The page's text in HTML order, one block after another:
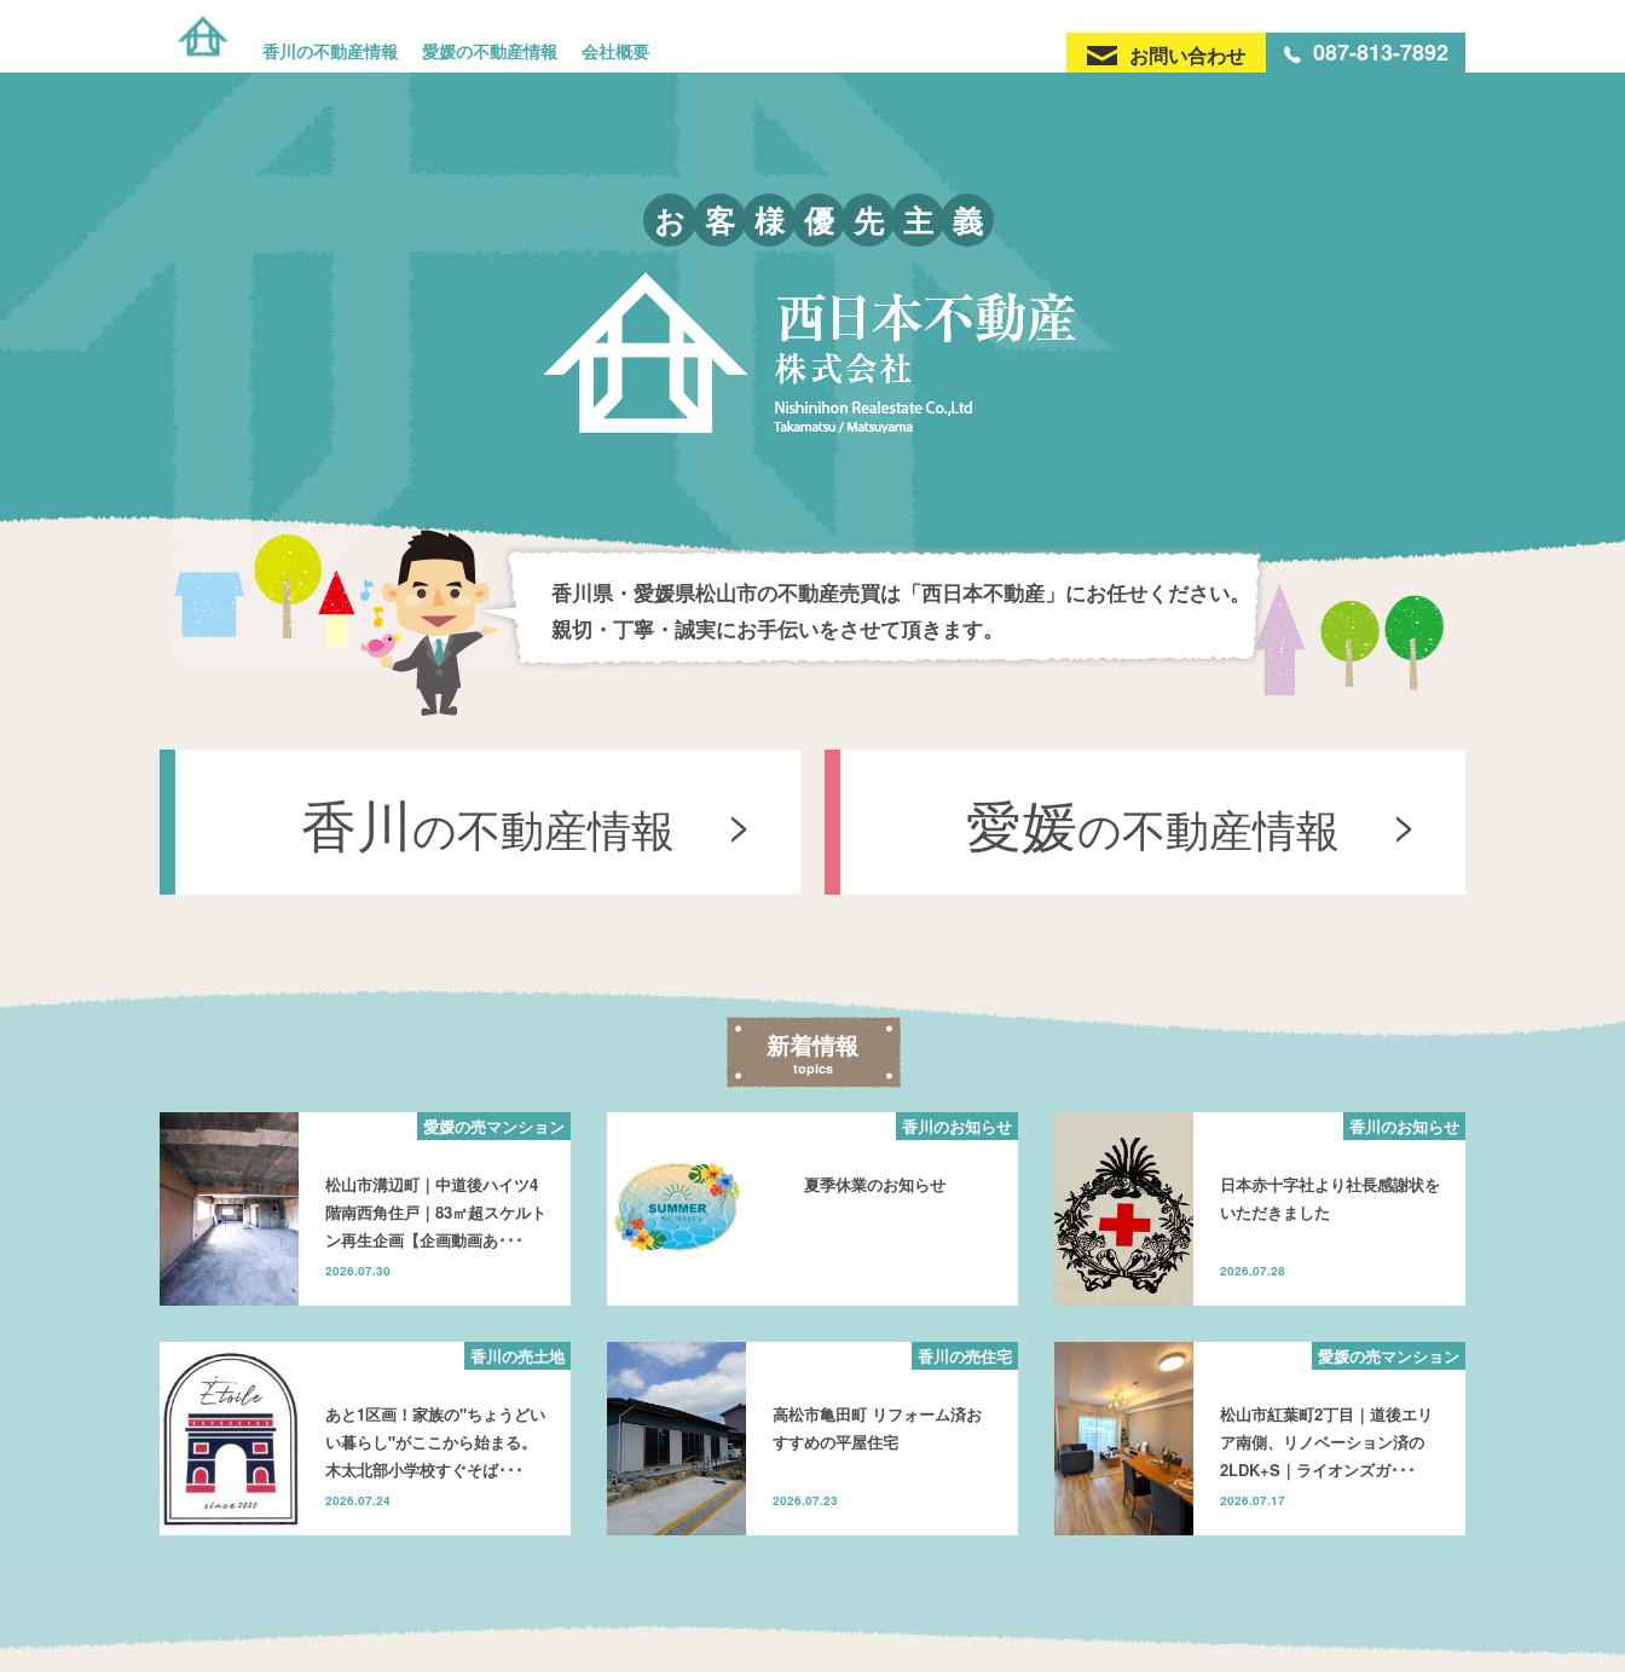
香川の不動産情報 愛媛の不動産情報 会社概要 お問い合わせ 087-813-7892
お 客 様 優 先 主 義
香川県・愛媛県松山市の不動産売買は「西日本不動産」にお任せください。
親切・丁寧・誠実にお手伝いをさせて頂きます。
香川の不動産情報 愛媛の不動産情報
新着情報
topics
愛媛の売マンション
松山市溝辺町｜中道後ハイツ4
階南西角住戸｜83㎡超スケルト
ン再生企画【企画動画あ･･･
2026.07.30
香川のお知らせ
夏季休業のお知らせ
香川のお知らせ
日本赤十字社より社長感謝状を
いただきました
2026.07.28
香川の売土地
あと1区画！家族の"ちょうどい
い暮らし"がここから始まる。
木太北部小学校すぐそば･･･
2026.07.24
香川の売住宅
高松市亀田町 リフォーム済お
すすめの平屋住宅
2026.07.23
愛媛の売マンション
松山市紅葉町2丁目｜道後エリ
ア南側、リノベーション済の
2LDK+S｜ライオンズガ･･･
2026.07.17